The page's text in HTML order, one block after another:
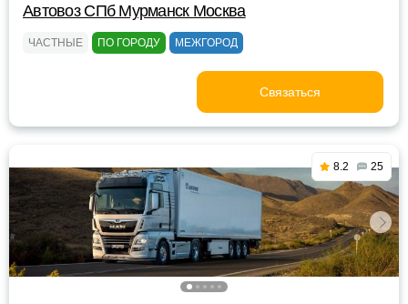
Автовоз СПб Мурманск Москва
ЧАСТНЫЕ ПО ГОРОДУ МЕЖГОРОД
Связаться
8.2 25